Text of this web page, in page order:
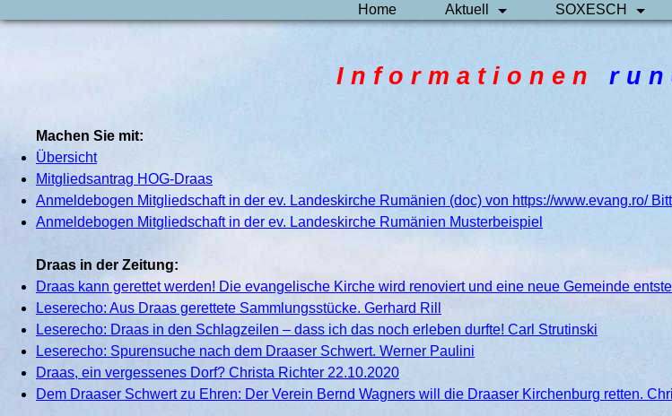
Home Aktuell SOXESCH
I n f o r m a t i o n e n r u
Machen Sie mit:
Übersicht
Mitgliedsantrag HOG-Draas
Anmeldebogen Mitgliedschaft in der ev. Landeskirche Rumänien (doc) von https://www.evang.ro/
Anmeldebogen Mitgliedschaft in der ev. Landeskirche Rumänien Musterbeispiel
Draas in der Zeitung:
Draas kann gerettet werden! Die evangelische Kirche wird renoviert und eine neue Gemeinde
Leserecho: Aus Draas gerettete Sammlungsstücke. Gerhard Rill
Leserecho: Draas in den Schlagzeilen – dass ich das noch erleben durfte! Carl Strutinski
Leserecho: Spurensuche nach dem Draaser Schwert. Werner Paulini
Draas, ein vergessenes Dorf? Christa Richter 22.10.2020
Dem Draaser Schwert zu Ehren: Der Verein Bernd Wagners will die Draaser Kirchenburg retten.